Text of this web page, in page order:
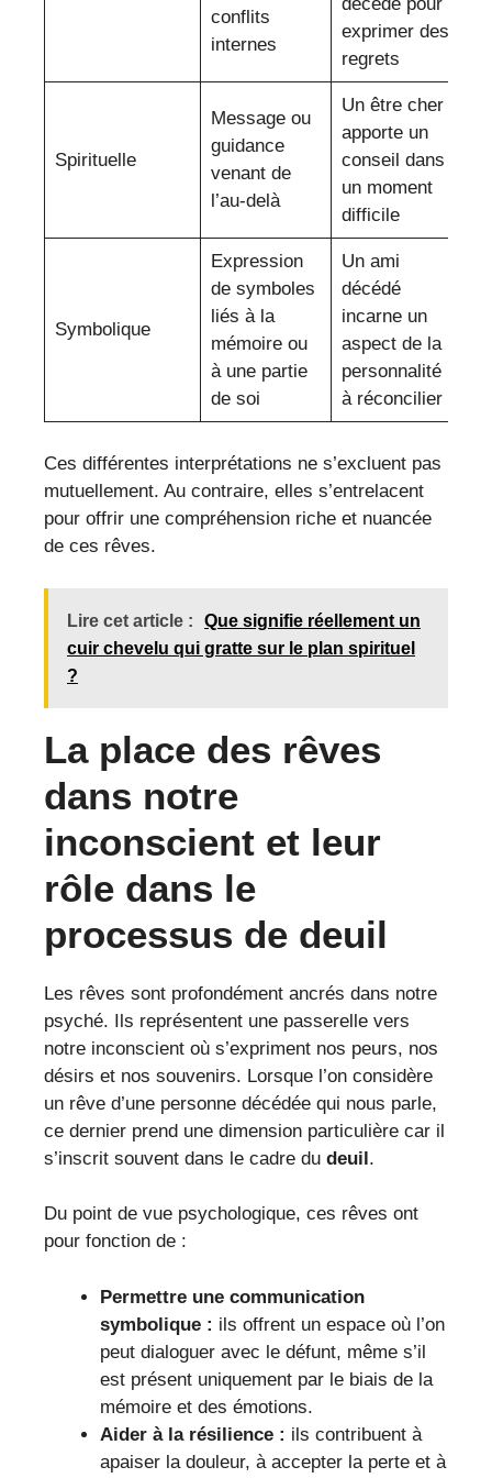
conflits
internes
exprimer des
regrets
Spirituelle
Message ou
guidance
venant de
l’au-delà
Un être cher
apporte un
conseil dans
un moment
difficile
Symbolique
Expression
de symboles
liés à la
mémoire ou
à une partie
de soi
Un ami
décédé
incarne un
aspect de la
personnalité
à réconcilier
Ces différentes interprétations ne s’excluent pas
mutuellement. Au contraire, elles s’entrelacent
pour offrir une compréhension riche et nuancée
de ces rêves.
Lire cet article :
Que signifie réellement un
cuir chevelu qui gratte sur le plan spirituel
?
La place des rêves
dans notre
inconscient et leur
rôle dans le
processus de deuil
Les rêves sont profondément ancrés dans notre
psyché. Ils représentent une passerelle vers
notre inconscient où s’expriment nos peurs, nos
désirs et nos souvenirs. Lorsque l’on considère
un rêve d’une personne décédée qui nous parle,
ce dernier prend une dimension particulière car il
s’inscrit souvent dans le cadre du deuil.
Du point de vue psychologique, ces rêves ont
pour fonction de :
Permettre une communication
symbolique : ils offrent un espace où l’on
peut dialoguer avec le défunt, même s’il
est présent uniquement par le biais de la
mémoire et des émotions.
Aider à la résilience : ils contribuent à
apaiser la douleur, à accepter la perte et à